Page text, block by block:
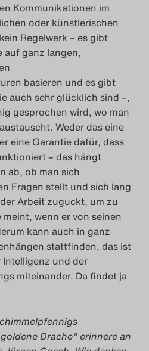
Kommunikationen im
oder künstlerischen
Regelwerk – es gibt
auf ganz langen,
basieren und es gibt
auch sehr glücklich sind –,
gesprochen wird, wo man
Weder das eine
eine Garantie dafür, dass
– das hängt
ab, ob man sich
Fragen stellt und sich lang
Arbeit zuguckt, um zu
wenn er von seinen
kann auch in ganz
stattfinden, das ist
und der
miteinander. Da findet ja
Drache“ erinnere an